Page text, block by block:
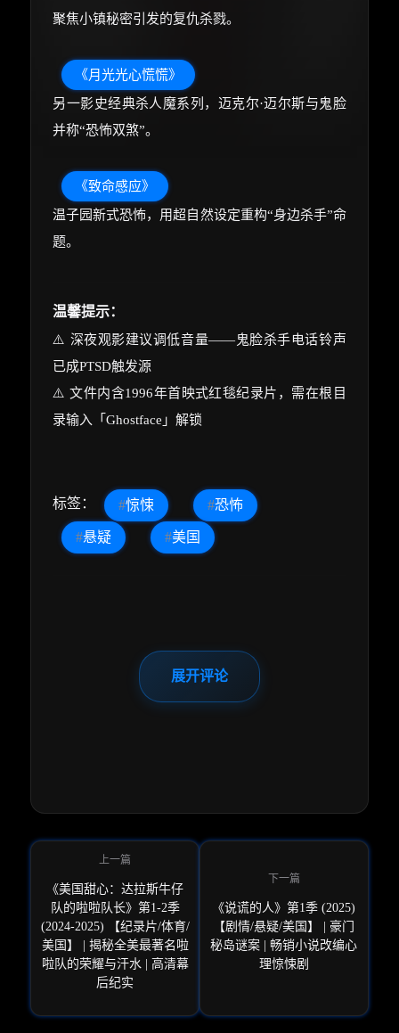
聚焦小镇秘密引发的复仇杀戮。
《月光光心慌慌》
另一影史经典杀人魔系列，迈克尔·迈尔斯与鬼脸
并称“恐怖双煞”。
《致命感应》
温子园新式恐怖，用超自然设定重构“身边杀手”命
题。
温馨提示：
⚠️ 深夜观影建议调低音量——鬼脸杀手电话铃声
已成PTSD触发源
⚠️ 文件内含1996年首映式红毯纪录片，需在根目
录输入「Ghostface」解锁
标签： #惊悚 #恐怖
#悬疑 #美国
展开评论
《美国甜心：达拉斯牛仔
队的啦啦队长》第1-2季
(2024-2025) 【纪录片/体育/
美国】 | 揭秘全美最著名啦
啦队的荣耀与汗水 | 高清幕
后纪实
《说谎的人》第1季 (2025)
【剧情/悬疑/美国】 | 豪门
秘岛谜案 | 畅销小说改编心
理惊悚剧